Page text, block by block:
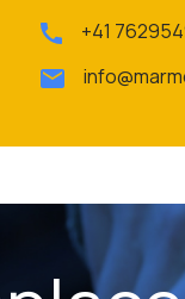
+41